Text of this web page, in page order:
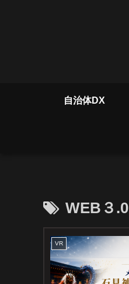
自治体DX
WEB３.0
VR